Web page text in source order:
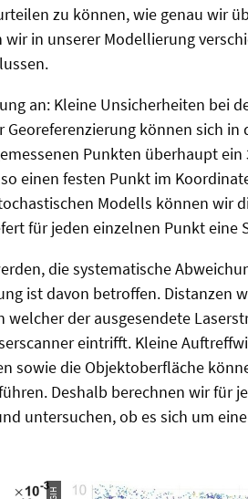
zu können, wie genau wir
in unserer Modellierung
an: Kleine Unsicherheiten bei
Georeferenzierung können sich
Punkten überhaupt ein
einen festen Punkt im
Modells können wir
für jeden einzelnen Punkt eine
die systematische
ist davon betroffen. Distanzen
der ausgesendete
eintrifft. Kleine
sowie die Objektoberfläche
Deshalb berechnen wir für
untersuchen, ob es sich um